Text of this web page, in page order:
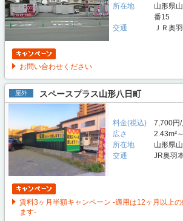
所在地
山形県
番15
交通
ＪＲ奥
お問い合わせください
屋外 スペースプラス山形八日町
料金(税込)
7,700円/
広さ
2.43m²
所在地
山形県
交通
JR奥羽
賃料3ヶ月半額キャンペーン -適用は12ヶ月以上
ます-